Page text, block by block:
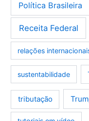
Política Brasileira
Receita Federal
relações
sustentabilidade
tributação